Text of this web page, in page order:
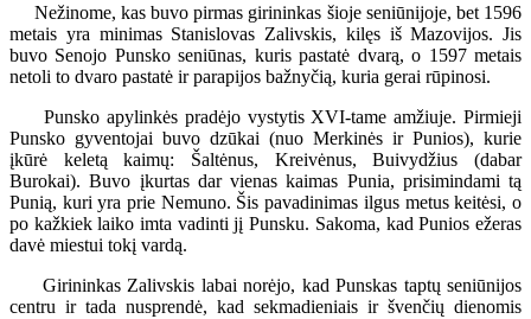
Nežinome, kas buvo pirmas girininkas šioje seniūnijoje, bet 1596
metais yra minimas Stanislovas Zalivskis, kilęs iš Mazovijos. Jis
buvo Senojo Punsko seniūnas, kuris pastatė dvarą, o 1597 metais
netoli to dvaro pastatė ir parapijos bažnyčią, kuria gerai rūpinosi.
Punsko apylinkės pradėjo vystytis XVI-tame amžiuje. Pirmieji
Punsko gyventojai buvo dzūkai (nuo Merkinės ir Punios), kurie
įkūrė keletą kaimų: Šaltėnus, Kreivėnus, Buivydžius (dabar
Burokai). Buvo įkurtas dar vienas kaimas Punia, prisimindami tą
Punią, kuri yra prie Nemuno. Šis pavadinimas ilgus metus keitėsi, o
po kažkiek laiko imta vadinti jį Punsku. Sakoma, kad Punios ežeras
davė miestui tokį vardą.
Girininkas Zalivskis labai norėjo, kad Punskas taptų seniūnijos
centru ir tada nusprendė, kad sekmadieniais ir švenčių dienomis